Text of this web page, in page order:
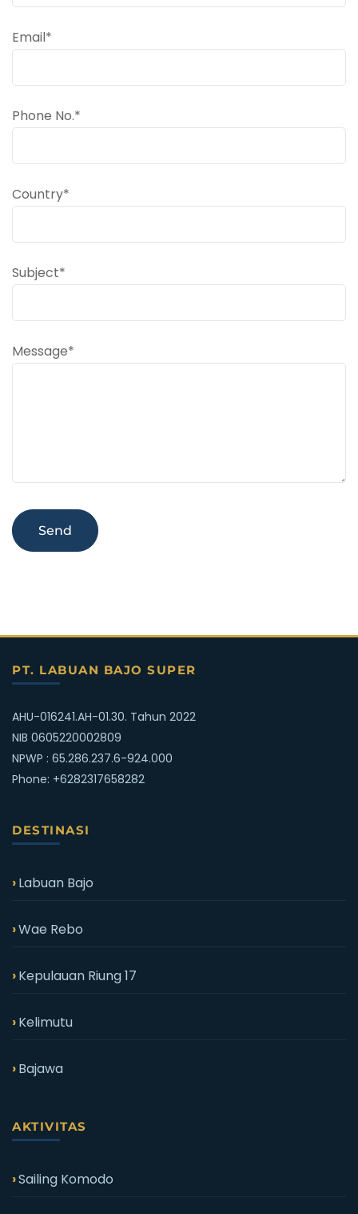
Email*
Phone No.*
Country*
Subject*
Message*
PT. LABUAN BAJO SUPER
AHU-016241.AH-01.30. Tahun 2022
NIB 0605220002809
NPWP : 65.286.237.6-924.000
Phone: +6282317658282
DESTINASI
Labuan Bajo
Wae Rebo
Kepulauan Riung 17
Kelimutu
Bajawa
AKTIVITAS
Sailing Komodo